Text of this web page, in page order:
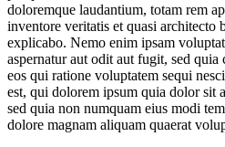
doloremque laudantium, totam rem
inventore veritatis et quasi architecto
explicabo. Nemo enim ipsam
aspernatur aut odit aut fugit, sed
eos qui ratione voluptatem sequi
est, qui dolorem ipsum quia dolor sit
sed quia non numquam eius modi
dolore magnam aliquam quaerat